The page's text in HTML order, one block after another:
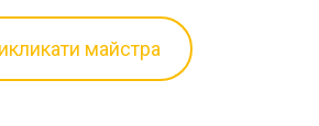
майстра